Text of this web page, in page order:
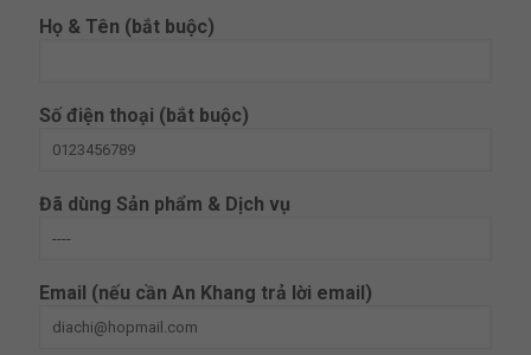
Họ & Tên (bắt buộc)
Số điện thoại (bắt buộc)
Đã dùng Sản phẩm & Dịch vụ
Email (nếu cần An Khang trả lời email)